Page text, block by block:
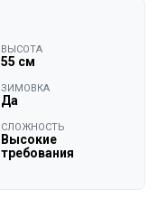
ВЫСОТА
55 см
ЗИМОВКА
Да
СЛОЖНОСТЬ
Высокие
требования